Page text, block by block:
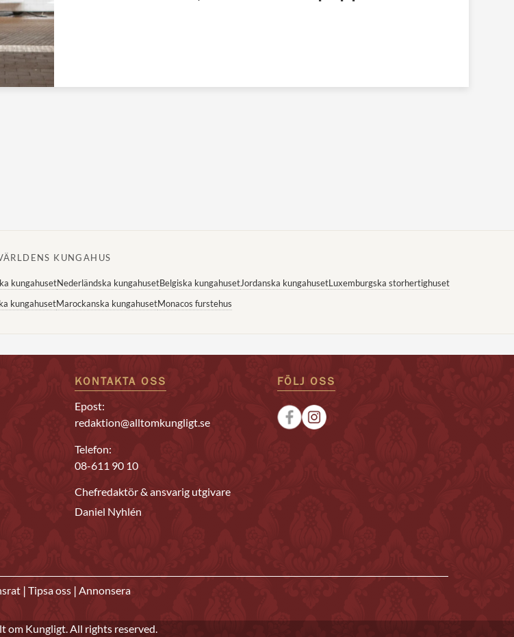
KUNGAHUS
kungahusetNederländska kungahusetBelgiska kungahusetJordanska kungahusetLuxemburgska storhertighuset
kungahusetMarockanska kungahusetMonacos furstehus
KONTAKTA OSS
Epost:
redaktion@alltomkungligt.se
Telefon:
08-611 90 10
Chefredaktör & ansvarig utgivare
Daniel Nyhlén
FÖLJ OSS
| Tipsa oss | Annonsera
om Kungligt. All rights reserved.